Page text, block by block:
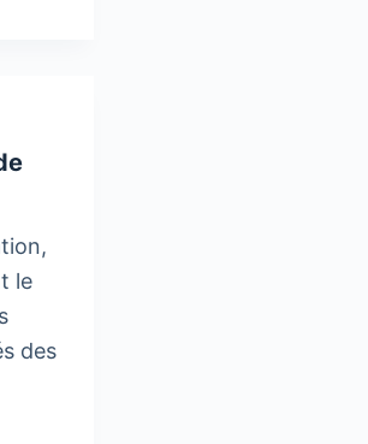
le
des